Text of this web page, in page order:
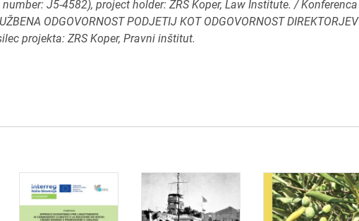
number: J5-4582), project holder: ZRS Koper, Law Institute. / Konferenca
ODGOVORNOST PODJETIJ KOT ODGOVORNOST DIREKTORJEV
projekta: ZRS Koper, Pravni inštitut.